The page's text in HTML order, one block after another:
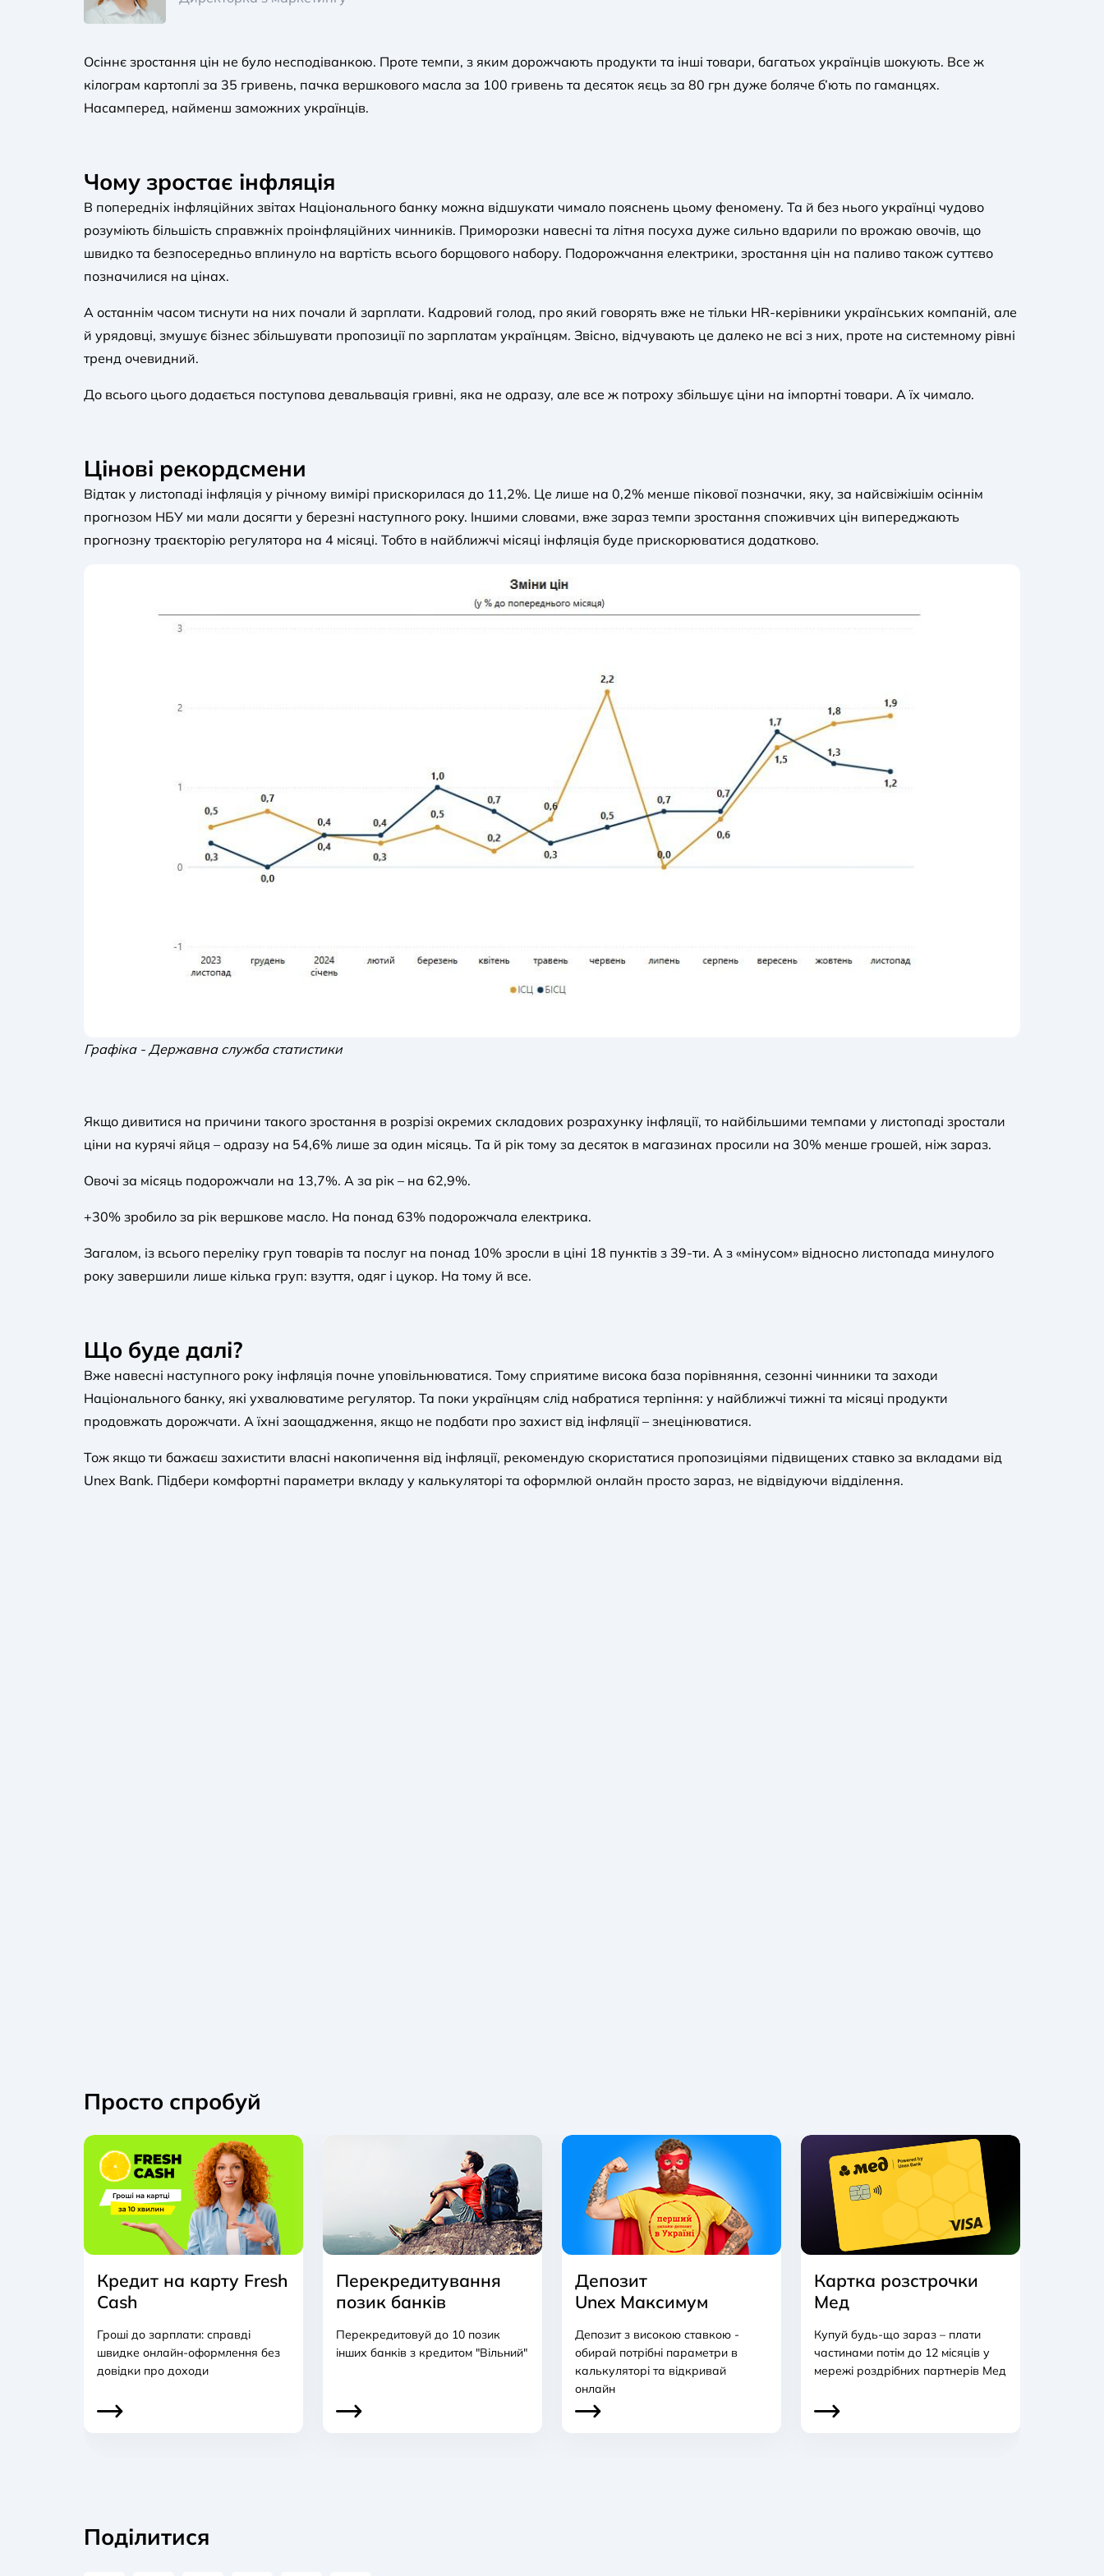
Осіннє зростання цін не було несподіванкою. Проте темпи, з яким дорожчають продукти та інші товари, багатьох українців шокують. Все ж
кілограм картоплі за 35 гривень, пачка вершкового масла за 100 гривень та десяток яєць за 80 грн дуже боляче б’ють по гаманцях.
Насамперед, найменш заможних українців.
Чому зростає інфляція
В попередніх інфляційних звітах Національного банку можна відшукати чимало пояснень цьому феномену. Та й без нього українці чудово
розуміють більшість справжніх проінфляційних чинників. Приморозки навесні та літня посуха дуже сильно вдарили по врожаю овочів, що
швидко та безпосередньо вплинуло на вартість всього борщового набору. Подорожчання електрики, зростання цін на паливо також суттєво
позначилися на цінах.
А останнім часом тиснути на них почали й зарплати. Кадровий голод, про який говорять вже не тільки HR-керівники українських компаній, але
й урядовці, змушує бізнес збільшувати пропозиції по зарплатам українцям. Звісно, відчувають це далеко не всі з них, проте на системному рівні
тренд очевидний.
До всього цього додається поступова девальвація гривні, яка не одразу, але все ж потроху збільшує ціни на імпортні товари. А їх чимало.
Цінові рекордсмени
Відтак у листопаді інфляція у річному вимірі прискорилася до 11,2%. Це лише на 0,2% менше пікової позначки, яку, за найсвіжішім осіннім
прогнозом НБУ ми мали досягти у березні наступного року. Іншими словами, вже зараз темпи зростання споживчих цін випереджають
прогнозну траєкторію регулятора на 4 місяці. Тобто в найближчі місяці інфляція буде прискорюватися додатково.
Графіка - Державна служба статистики
Якщо дивитися на причини такого зростання в розрізі окремих складових розрахунку інфляції, то найбільшими темпами у листопаді зростали
ціни на курячі яйця – одразу на 54,6% лише за один місяць. Та й рік тому за десяток в магазинах просили на 30% менше грошей, ніж зараз.
Овочі за місяць подорожчали на 13,7%. А за рік – на 62,9%.
+30% зробило за рік вершкове масло. На понад 63% подорожчала електрика.
Загалом, із всього переліку груп товарів та послуг на понад 10% зросли в ціні 18 пунктів з 39-ти. А з «мінусом» відносно листопада минулого
року завершили лише кілька груп: взуття, одяг і цукор. На тому й все.
Що буде далі?
Вже навесні наступного року інфляція почне уповільнюватися. Тому сприятиме висока база порівняння, сезонні чинники та заходи
Національного банку, які ухвалюватиме регулятор. Та поки українцям слід набратися терпіння: у найближчі тижні та місяці продукти
продовжать дорожчати. А їхні заощадження, якщо не подбати про захист від інфляції – знецінюватися.
Тож якщо ти бажаєш захистити власні накопичення від інфляції, рекомендую скористатися пропозиціями підвищених ставко за вкладами від
Unex Bank. Підбери комфортні параметри вкладу у калькуляторі та оформлюй онлайн просто зараз, не відвідуючи відділення.
Просто спробуй
Кредит на карту Fresh
Cash
Гроші до зарплати: справді
швидке онлайн-оформлення без
довідки про доходи
Перекредитування
позик банків
Перекредитовуй до 10 позик
інших банків з кредитом "Вільний"
Депозит
Unex Максимум
Депозит з високою ставкою -
обирай потрібні параметри в
калькуляторі та відкривай
онлайн
Картка розстрочки
Мед
Купуй будь-що зараз – плати
частинами потім до 12 місяців у
мережі роздрібних партнерів Мед
Поділитися